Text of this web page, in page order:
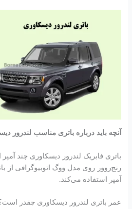
آنچه باید درباره باتری مناسب لندرور
باتری فابریک لندرور دیسکاوری چند
آمپر استفاده می‌کند.
عمر باتری لندرور دیسکاوری چقدر